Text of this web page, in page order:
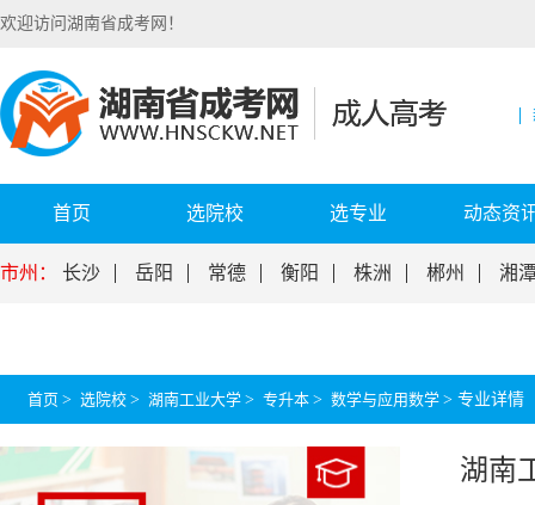
欢迎访问湖南省成考网！
首页 选院校 选专业 动态资
市州： 长沙 岳阳 常德 衡阳 株洲 郴州 湘
首页 > 选院校 > 湖南工业大学 > 专升本 > 数学与应用数学 > 专业详情
湖南